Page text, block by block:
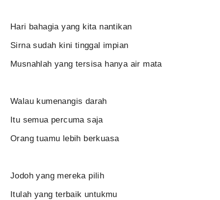
Hari bahagia yang kita nantikan
Sirna sudah kini tinggal impian
Musnahlah yang tersisa hanya air mata
Walau kumenangis darah
Itu semua percuma saja
Orang tuamu lebih berkuasa
Jodoh yang mereka pilih
Itulah yang terbaik untukmu